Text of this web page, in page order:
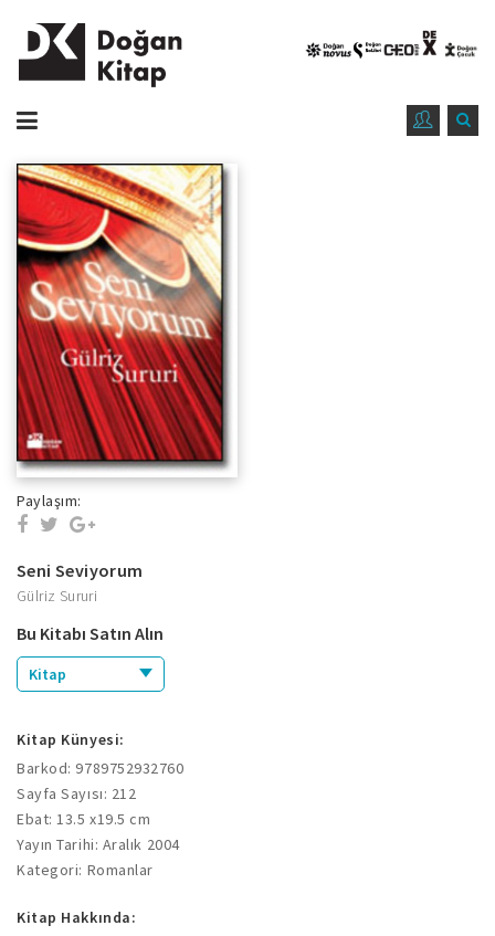
Paylaşım:
Seni Seviyorum
Gülriz Sururi
Bu Kitabı Satın Alın
Kitap
Kitap Künyesi:
Barkod: 9789752932760
Sayfa Sayısı: 212
Ebat: 13.5 x19.5 cm
Yayın Tarihi: Aralık 2004
Kategori: Romanlar
Kitap Hakkında: